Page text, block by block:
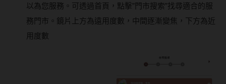
以為您服務。可透過首頁，點擊”門市搜索”找尋適合的服
務門市。鏡片上方為遠用度數，中間逐漸變焦，下方為近
用度數